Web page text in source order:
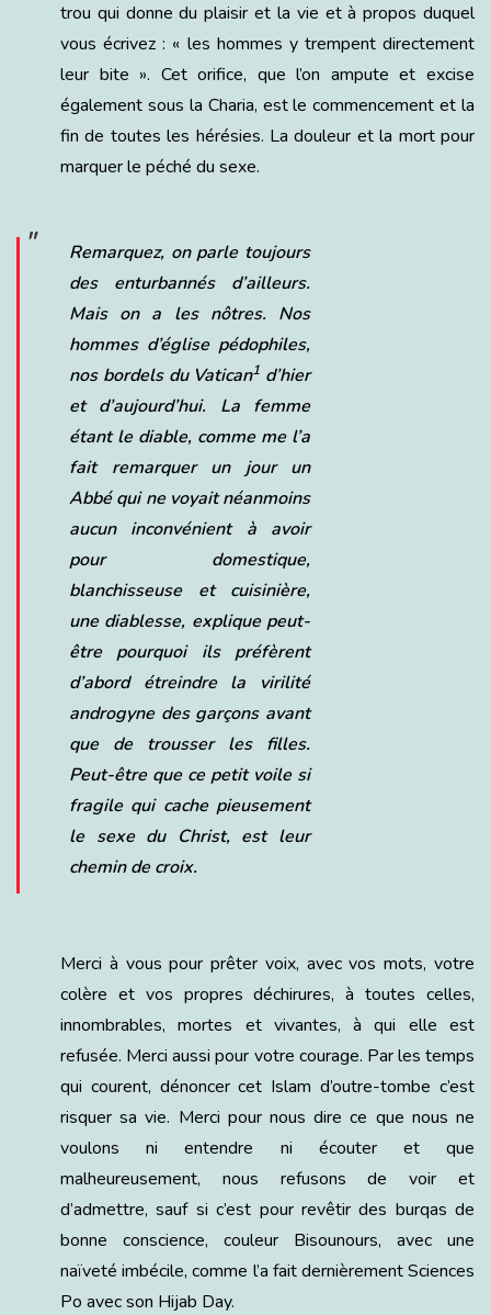
trou qui donne du plaisir et la vie et à propos duquel
vous écrivez : « les hommes y trempent directement
leur bite ». Cet orifice, que l’on ampute et excise
également sous la Charia, est le commencement et la
fin de toutes les hérésies. La douleur et la mort pour
marquer le péché du sexe.
Remarquez, on parle toujours
des enturbannés d’ailleurs.
Mais on a les nôtres. Nos
hommes d’église pédophiles,
nos bordels du Vatican1 d’hier
et d’aujourd’hui. La femme
étant le diable, comme me l’a
fait remarquer un jour un
Abbé qui ne voyait néanmoins
aucun inconvénient à avoir
pour domestique,
blanchisseuse et cuisinière,
une diablesse, explique peut-
être pourquoi ils préfèrent
d’abord étreindre la virilité
androgyne des garçons avant
que de trousser les filles.
Peut-être que ce petit voile si
fragile qui cache pieusement
le sexe du Christ, est leur
chemin de croix.
Merci à vous pour prêter voix, avec vos mots, votre
colère et vos propres déchirures, à toutes celles,
innombrables, mortes et vivantes, à qui elle est
refusée. Merci aussi pour votre courage. Par les temps
qui courent, dénoncer cet Islam d’outre-tombe c’est
risquer sa vie. Merci pour nous dire ce que nous ne
voulons ni entendre ni écouter et que
malheureusement, nous refusons de voir et
d’admettre, sauf si c’est pour revêtir des burqas de
bonne conscience, couleur Bisounours, avec une
naïveté imbécile, comme l’a fait dernièrement Sciences
Po avec son Hijab Day.